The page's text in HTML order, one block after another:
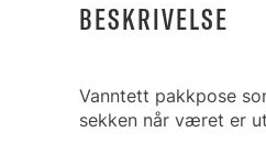
BESKRIVELSE
Vanntett pakkpose
sekken når været er